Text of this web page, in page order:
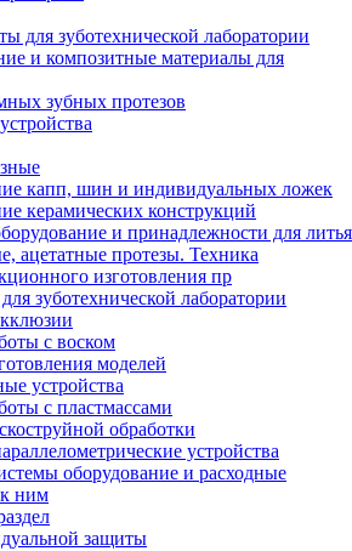
для зуботехнической лаборатории
и композитные материалы для
зубных протезов
капп, шин и индивидуальных ложек
керамических конструкций
и принадлежности для литья
ацетатные протезы. Техника
изготовления пр
зуботехнической лаборатории
с воском
моделей
устройства
с пластмассами
обработки
устройства
оборудование и расходные
ним
защиты